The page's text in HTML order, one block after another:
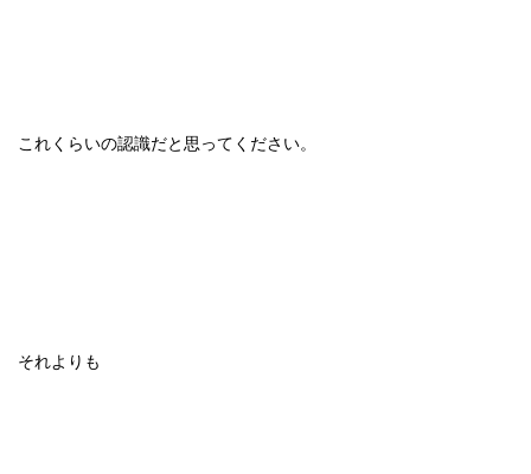
これくらいの認識だと思ってください。
それよりも